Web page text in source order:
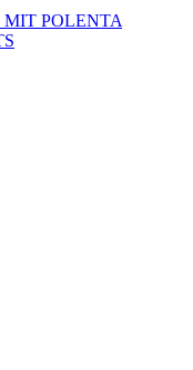
MIT POLENTA